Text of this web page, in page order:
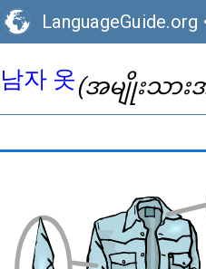
LanguageGuide.org
남자 옷(အမျိုးသာ